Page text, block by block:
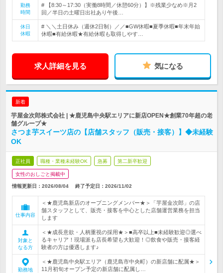
勤務
時間
# 【8:30～17:30（実働8時間／休憩60分）】※残業少なめ※月2
回／半日の土曜日出社あり午後…
休日
休暇
# ＼＼土日休み（週休2日制）／／■GW休暇■夏季休暇■年末年始
休暇■有給休暇★有給休暇も取得しやす…
求人詳細を見る 気になる
新着
芋屋金次郎株式会社 | ★鹿児島中央駅エリアに新店OPEN★創業70年超の老
舗グループ★
さつま芋スイーツ店の【店舗スタッフ（販売・接客）】◆未経験
OK
正社員 職種・業種未経験OK 急募 第二新卒歓迎
女性のおしごと掲載中
情報更新日：2026/08/04 終了予定日： 2026/11/02
仕事内容
＜★鹿児島新店のオープニングメンバー★＞「芋屋金次郎」の店
舗スタッフとして、販売・接客を中心とした店舗運営業務を担当
します
対象と
なる方
＜★成長意欲・人柄重視の採用★＞■高卒以上■未経験歓迎◎選べ
るキャリア！現場派も店長希望も大歓迎！◎飲食や販売・接客経
験者の方は優遇します♪
勤務地
＜★鹿児島中央駅エリア（鹿児島市中央町）の新店舗に配属★＞
11月初旬オープン予定の新店舗に配属し…